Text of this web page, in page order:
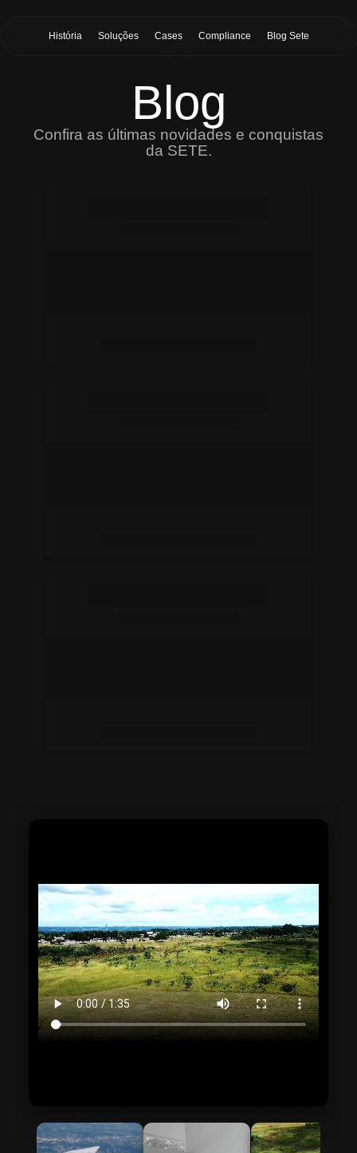
História Soluções Cases Compliance Blog Sete
Blog
Confira as últimas novidades e conquistas
da SETE.